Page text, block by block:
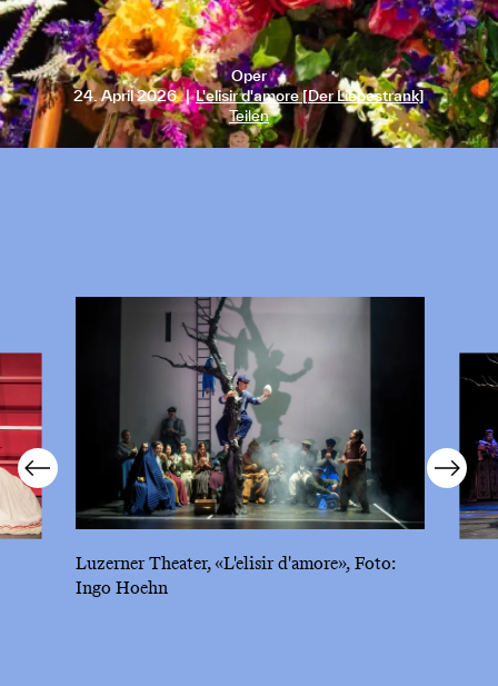
Oper
24. April 2026
L'elisir d'amore [Der Liebestrank]
Teilen
Luzerner Theater, «L'elisir d'amore», Foto:
Ingo Hoehn